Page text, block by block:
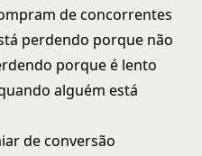
de concorrentes
perdendo porque não
porque é lento
alguém está
de conversão